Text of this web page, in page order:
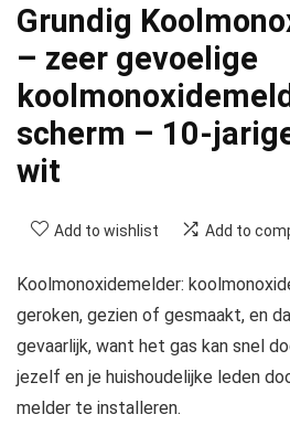
Grundig
– zeer gevoelige
scherm – 10-
wit
Add to wishlist Add to
Koolmonoxidemelder:
geroken, gezien of gesmaakt, en
gevaarlijk, want het gas kan snel
jezelf en je huishoudelijke leden
melder te installeren.